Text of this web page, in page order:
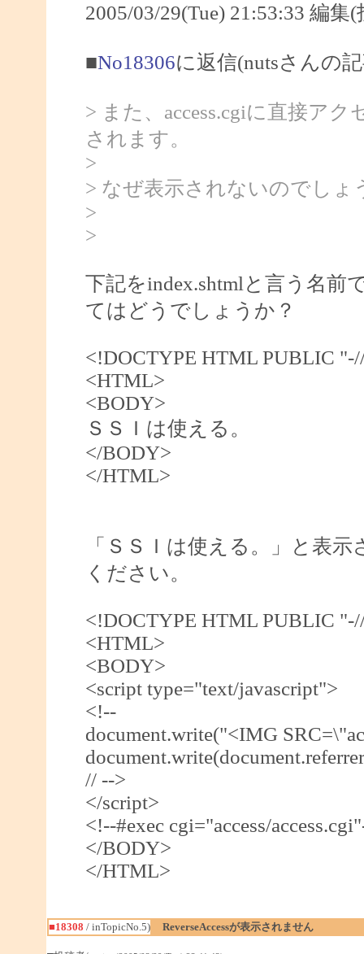
2005/03/29(Tue) 21:53:33 編集
■No18306に返信(nutsさんの
> また、access.cgiに直接ア
されます。
>
> なぜ表示されないのでしょ
>
>
下記をindex.shtmlと言う名前
てはどうでしょうか？
<!DOCTYPE HTML PUBLIC
<HTML>
<BODY>
ＳＳＩは使える。
</BODY>
</HTML>
「ＳＳＩは使える。」と表
ください。
<!DOCTYPE HTML PUBLIC
<HTML>
<BODY>
<script type="text/javascript">
<!--
document.write("<IMG
// -->
</script>
<!--#exec cgi="access/
</BODY>
</HTML>
■18308 / inTopicNo.5) ReverseAccessが表示されません